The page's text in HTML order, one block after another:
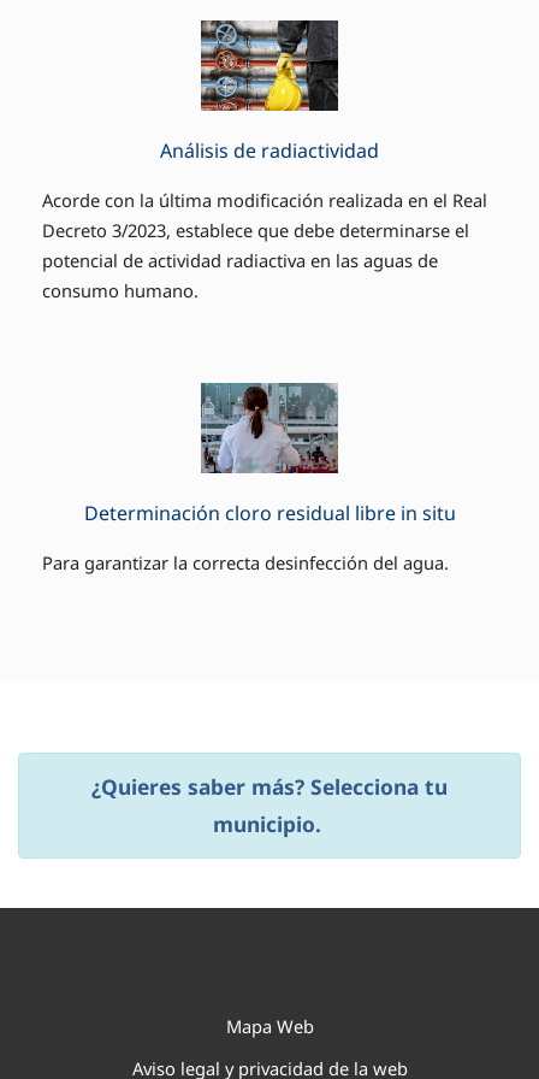
Análisis de radiactividad
Acorde con la última modificación realizada en el Real
Decreto 3/2023, establece que debe determinarse el
potencial de actividad radiactiva en las aguas de
consumo humano.
Determinación cloro residual libre in situ
Para garantizar la correcta desinfección del agua.
¿Quieres saber más? Selecciona tu
municipio.
Mapa Web
Aviso legal y privacidad de la web